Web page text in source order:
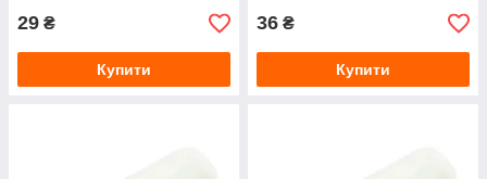
29 ₴
Купити
36 ₴
Купити